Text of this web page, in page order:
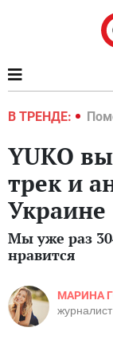
В ТРЕНДЕ:
2022
YUKO
трек и
Украине
Мы уже раз
нравится
МАРИНА
журналист